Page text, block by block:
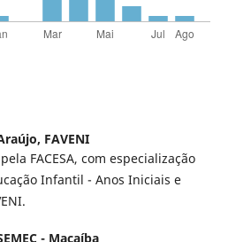
FAVENI
FACESA, com especialização
Infantil - Anos Iniciais e
- Macaíba